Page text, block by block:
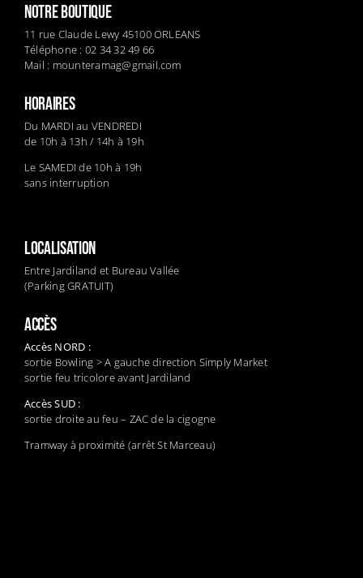
NOTRE BOUTIQUE
11 rue Claude Lewy 45100 ORLEANS
Téléphone : 02 34 32 49 66
Mail : mounteramag@gmail.com
HORAIRES
Du MARDI au VENDREDI
de 10h à 13h / 14h à 19h
Le SAMEDI de 10h à 19h
sans interruption
LOCALISATION
Entre Jardiland et Bureau Vallée
(Parking GRATUIT)
ACCÈS
Accès NORD :
sortie Bowling > A gauche direction Simply Market
sortie feu tricolore avant Jardiland
Accès SUD :
sortie droite au feu – ZAC de la cigogne
Tramway à proximité (arrêt St Marceau)